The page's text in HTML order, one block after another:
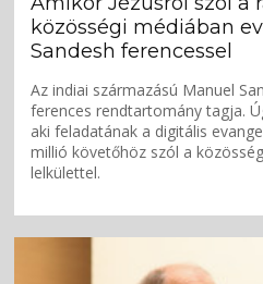
közösségi médiában
Sandesh ferencessel
Az indiai származású Manuel
ferences rendtartomány tagja.
aki feladatának a digitális
millió követőhöz szól a
lelkülettel.